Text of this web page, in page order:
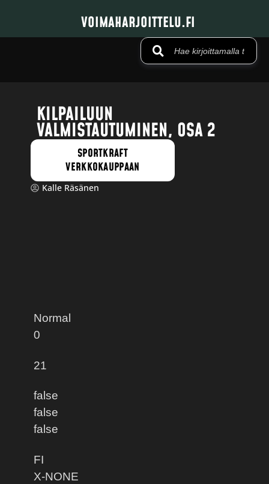
VOIMAHARJOITTELU.FI
KILPAILUUN
VALMISTAUTUMINEN, OSA 2
SPORTKRAFT
VERKKOKAUPPAAN
Kalle Räsänen
Normal
0
21
false
false
false
FI
X-NONE